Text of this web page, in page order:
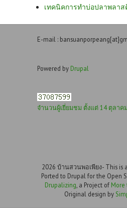
เทคนิคการทำบ่อปลาพลาส
E-mail :
Powered by Drupal
จำนวนผู้เยี่ยมชม ตั้งแต่ 14 ตุลาค
2026 บ้านสวนพอเพียง- This is
Ported to Drupal for the Open
Drupalizing , a Project of More
Original design by